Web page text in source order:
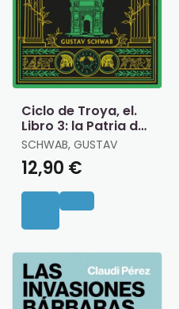
Ciclo de Troya, el.
Libro 3: la Patria de
Eneas
SCHWAB, GUSTAV
12,90 €